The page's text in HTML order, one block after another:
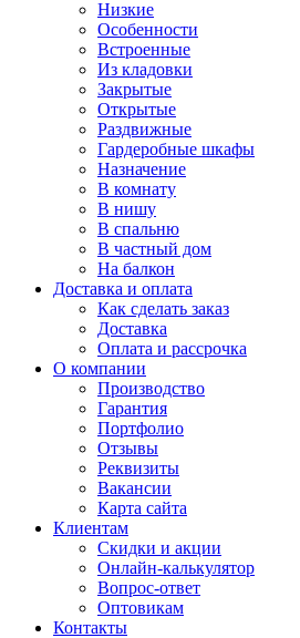
Низкие
Особенности
Встроенные
Из кладовки
Закрытые
Открытые
Раздвижные
Гардеробные шкафы
Назначение
В комнату
В нишу
В спальню
В частный дом
На балкон
Доставка и оплата
Как сделать заказ
Доставка
Оплата и рассрочка
О компании
Производство
Гарантия
Портфолио
Отзывы
Реквизиты
Вакансии
Карта сайта
Клиентам
Скидки и акции
Онлайн-калькулятор
Вопрос-ответ
Оптовикам
Контакты